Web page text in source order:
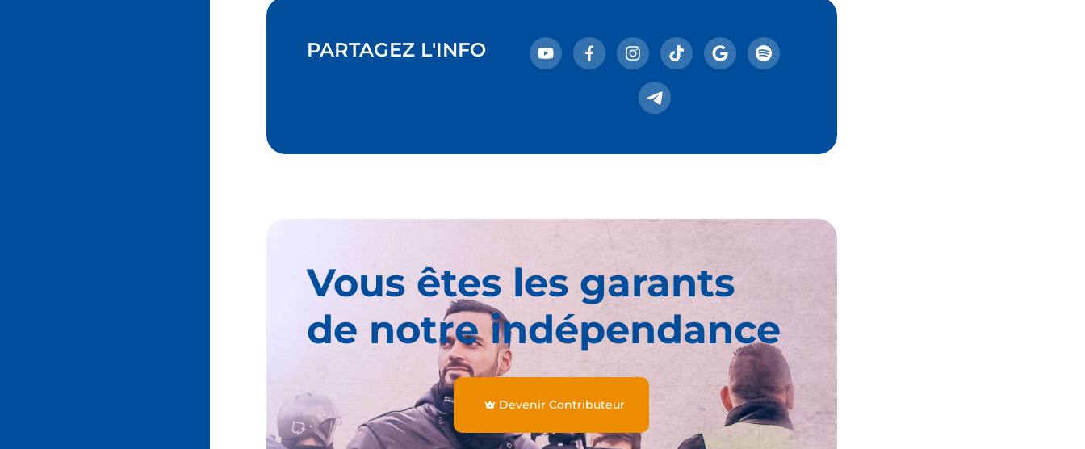
PARTAGEZ L'INFO
Vous êtes les garants
de notre indépendance
Devenir Contributeur